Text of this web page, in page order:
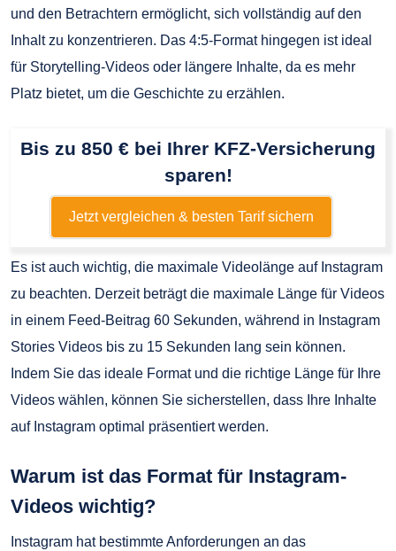
und den Betrachtern ermöglicht, sich vollständig auf den
Inhalt zu konzentrieren. Das 4:5-Format hingegen ist ideal
für Storytelling-Videos oder längere Inhalte, da es mehr
Platz bietet, um die Geschichte zu erzählen.
Bis zu 850 € bei Ihrer KFZ-Versicherung
sparen!
Jetzt vergleichen & besten Tarif sichern
Es ist auch wichtig, die maximale Videolänge auf Instagram
zu beachten. Derzeit beträgt die maximale Länge für Videos
in einem Feed-Beitrag 60 Sekunden, während in Instagram
Stories Videos bis zu 15 Sekunden lang sein können.
Indem Sie das ideale Format und die richtige Länge für Ihre
Videos wählen, können Sie sicherstellen, dass Ihre Inhalte
auf Instagram optimal präsentiert werden.
Warum ist das Format für Instagram-
Videos wichtig?
Instagram hat bestimmte Anforderungen an das